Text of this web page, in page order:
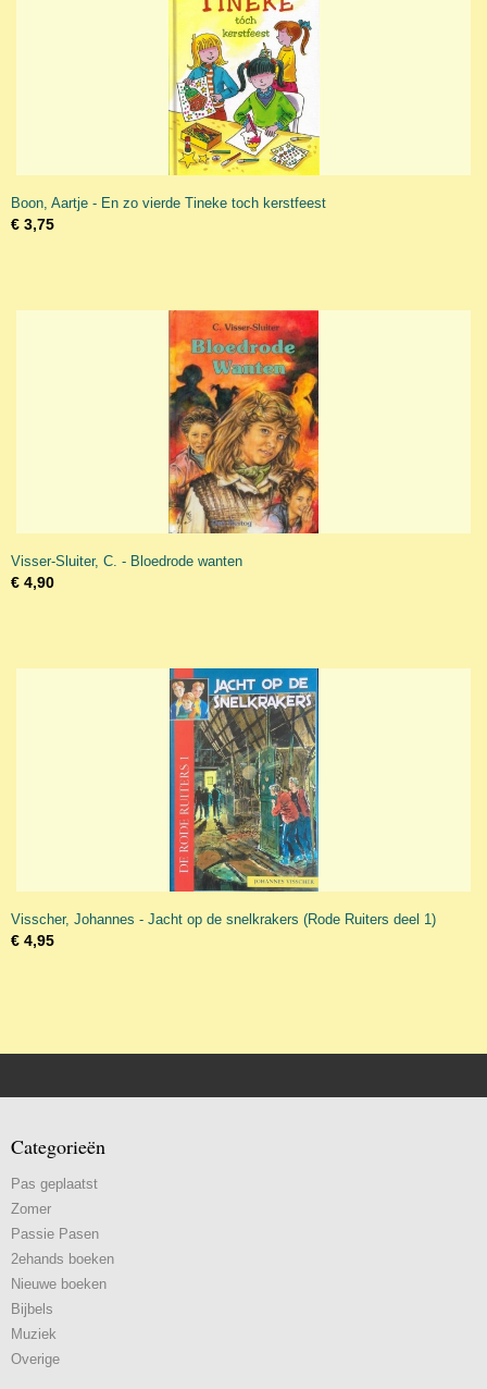
Boon, Aartje - En zo vierde Tineke toch kerstfeest
€ 3,75
Visser-Sluiter, C. - Bloedrode wanten
€ 4,90
Visscher, Johannes - Jacht op de snelkrakers (Rode Ruiters deel 1)
€ 4,95
Categorieën
Pas geplaatst
Zomer
Passie Pasen
2ehands boeken
Nieuwe boeken
Bijbels
Muziek
Overige